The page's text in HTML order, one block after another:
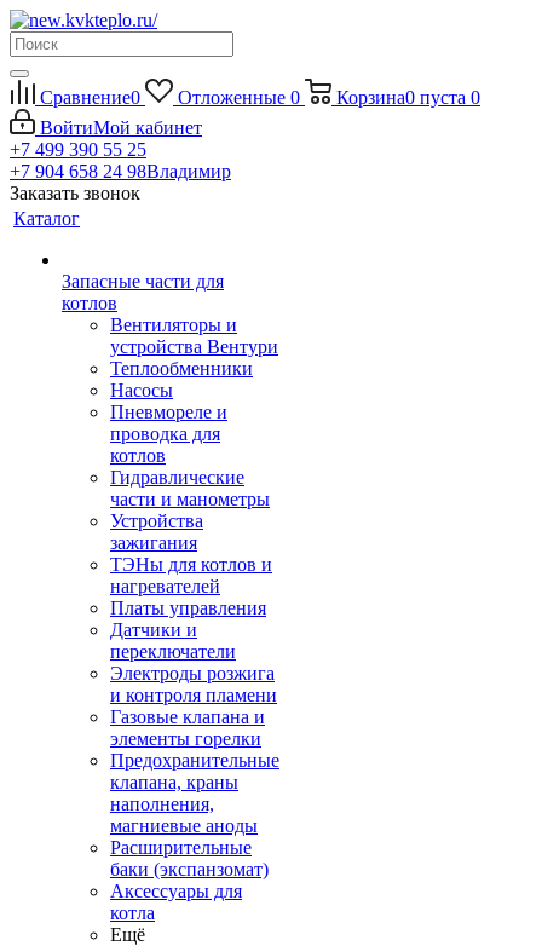
Сравнение0 Отложенные 0 Корзина0 пуста 0
ВойтиМой кабинет
+7 499 390 55 25
+7 904 658 24 98Владимир
Заказать звонок
Каталог
Запасные части для
котлов
Вентиляторы и
устройства Вентури
Теплообменники
Насосы
Пневмореле и
проводка для
котлов
Гидравлические
части и манометры
Устройства
зажигания
ТЭНы для котлов и
нагревателей
Платы управления
Датчики и
переключатели
Электроды розжига
и контроля пламени
Газовые клапана и
элементы горелки
Предохранительные
клапана, краны
наполнения,
магниевые аноды
Расширительные
баки (экспанзомат)
Аксессуары для
котла
Ещё